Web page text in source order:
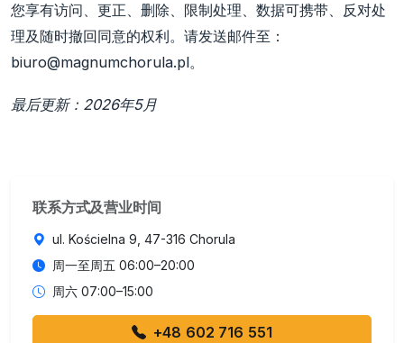
您享有访问、更正、删除、限制处理、数据可携带、反对处
理及随时撤回同意的权利。请发送邮件至：
biuro@magnumchorula.pl。
最后更新：2026年5月
联系方式及营业时间
ul. Kościelna 9, 47-316 Chorula
周一至周五 06:00–20:00
周六 07:00–15:00
+48 602 716 551